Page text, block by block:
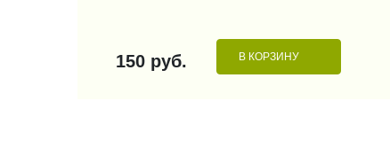
150 руб. В КОРЗИНУ